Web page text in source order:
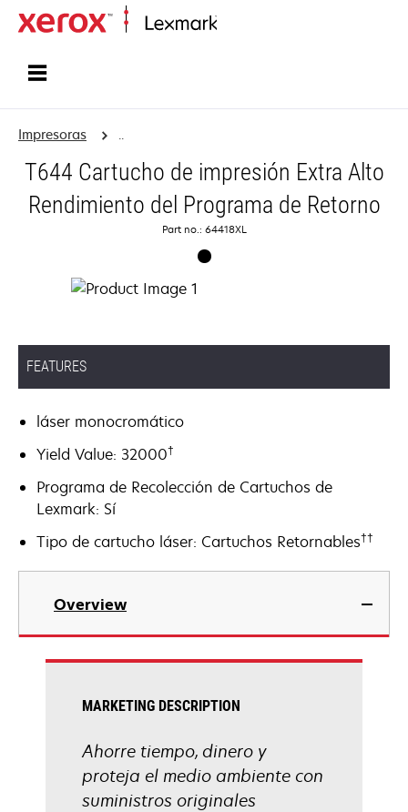
Impresoras ..
T644 Cartucho de impresión Extra Alto
Rendimiento del Programa de Retorno
Part no.: 64418XL
FEATURES
láser monocromático
Yield Value: 32000†
Programa de Recolección de Cartuchos de
Lexmark: Sí
Tipo de cartucho láser: Cartuchos Retornables††
Overview
MARKETING DESCRIPTION
Ahorre tiempo, dinero y
proteja el medio ambiente con
suministros originales